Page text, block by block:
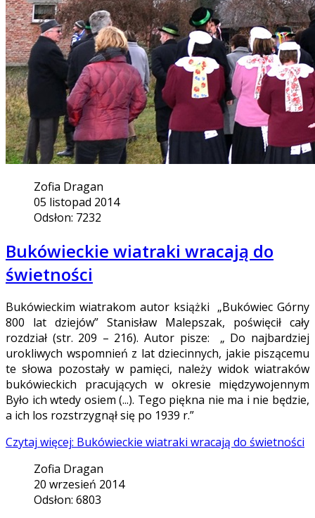
Zofia Dragan
05 listopad 2014
Odsłon: 7232
Bukówieckie wiatraki wracają do
świetności
Bukówieckim wiatrakom autor książki „Bukówiec Górny
800 lat dziejów” Stanisław Malepszak, poświęcił cały
rozdział (str. 209 – 216). Autor pisze: „ Do najbardziej
urokliwych wspomnień z lat dziecinnych, jakie piszącemu
te słowa pozostały w pamięci, należy widok wiatraków
bukówieckich pracujących w okresie międzywojennym
Było ich wtedy osiem (...). Tego piękna nie ma i nie będzie,
a ich los rozstrzygnął się po 1939 r.”
Czytaj więcej: Bukówieckie wiatraki wracają do świetności
Zofia Dragan
20 wrzesień 2014
Odsłon: 6803